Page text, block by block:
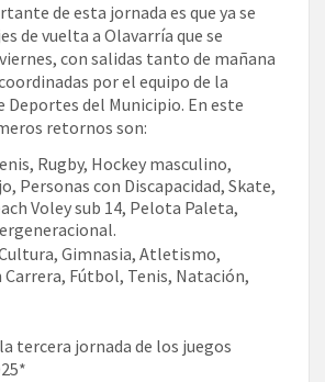
de esta jornada es que ya se
de vuelta a Olavarría que se
con salidas tanto de mañana
por el equipo de la
Deportes del Municipio. En este
retornos son:
Rugby, Hockey masculino,
Personas con Discapacidad, Skate,
Voley sub 14, Pelota Paleta,
Gimnasia, Atletismo,
Carrera, Fútbol, Tenis, Natación,
tercera jornada de los juegos